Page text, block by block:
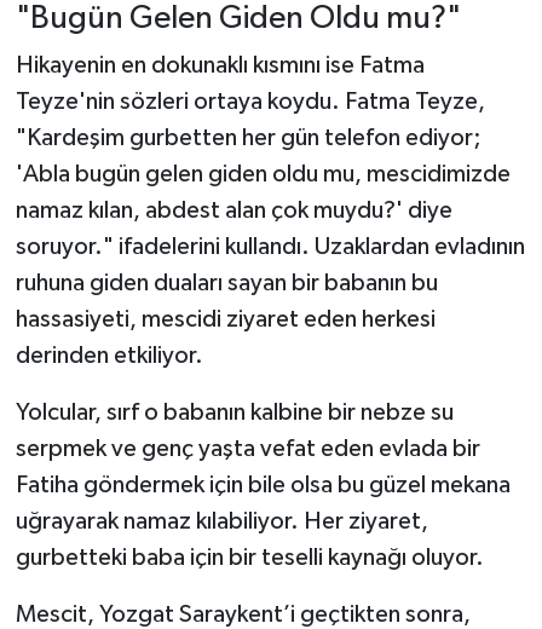
"Bugün Gelen Giden Oldu mu?"
Hikayenin en dokunaklı kısmını ise Fatma
Teyze'nin sözleri ortaya koydu. Fatma Teyze,
"Kardeşim gurbetten her gün telefon ediyor;
'Abla bugün gelen giden oldu mu, mescidimizde
namaz kılan, abdest alan çok muydu?' diye
soruyor." ifadelerini kullandı. Uzaklardan evladının
ruhuna giden duaları sayan bir babanın bu
hassasiyeti, mescidi ziyaret eden herkesi
derinden etkiliyor.
Yolcular, sırf o babanın kalbine bir nebze su
serpmek ve genç yaşta vefat eden evlada bir
Fatiha göndermek için bile olsa bu güzel mekana
uğrayarak namaz kılabiliyor. Her ziyaret,
gurbetteki baba için bir teselli kaynağı oluyor.
Mescit, Yozgat Saraykent’i geçtikten sonra,